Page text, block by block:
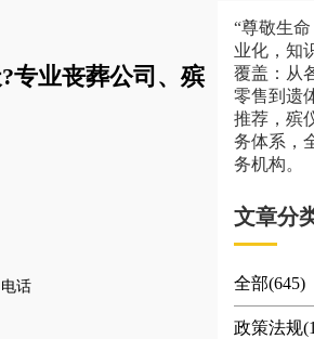
专业丧葬公司、殡
话
“尊敬生
业化，知
覆盖：从
零售到遗
推荐，殡
务体系，
务机构。
文章分
全部(645)
政策法规